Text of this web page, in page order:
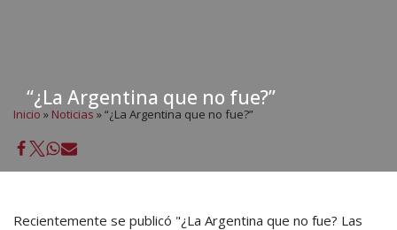
“¿La Argentina que no fue?”
Inicio » Noticias»“¿La Argentina que no fue?”
Recientemente se publicó "¿La Argentina que no fue? Las